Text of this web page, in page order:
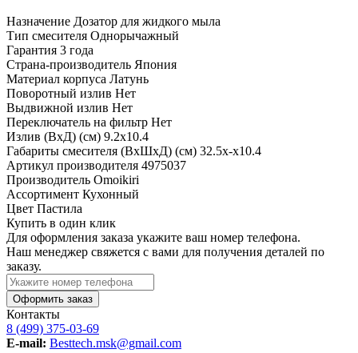
Назначение Дозатор для жидкого мыла
Тип смесителя Однорычажный
Гарантия 3 года
Страна-производитель Япония
Материал корпуса Латунь
Поворотный излив Нет
Выдвижной излив Нет
Переключатель на фильтр Нет
Излив (ВхД) (см) 9.2х10.4
Габариты смесителя (ВхШхД) (см) 32.5х-х10.4
Артикул производителя 4975037
Производитель Omoikiri
Ассортимент Кухонный
Цвет Пастила
Купить в один клик
Для оформления заказа укажите ваш номер телефона.
Наш менеджер свяжется с вами для получения деталей по
заказу.
Оформить заказ
Контакты
8 (499) 375-03-69
E-mail: Besttech.msk@gmail.com